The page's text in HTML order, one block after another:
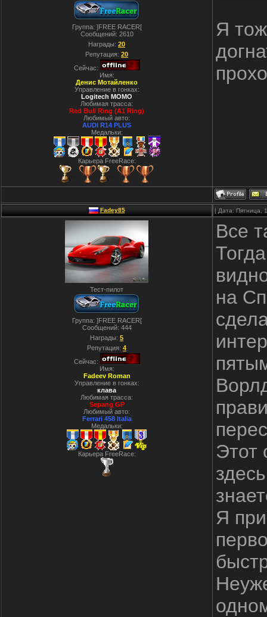
Группа: ]FREE RACER[
Сообщений: 2610
Награды: 20
Репутация: 20
Сейчас:
Имя:
Денис Мотайленко
Управление в гонках:
Logitech MOMO
Любимая трасса:
Red Bull Ring (A1 Ring)
Любимый авто:
AUDI R14 PLUS
Медальки:
Карьера FreeRace:
Я
Fadey85 | Дата: Пятница,
Тест-пилот
Группа: ]FREE RACER[
Сообщений: 444
Награды: 5
Репутация: 4
Сейчас:
Имя:
Fadeev Roman
Управление в гонках:
клава
Любимая трасса:
Sepang GP
Любимый авто:
Ferrari 458 Italia
Медальки:
Карьера FreeRace:
Все
на
Этот
Я